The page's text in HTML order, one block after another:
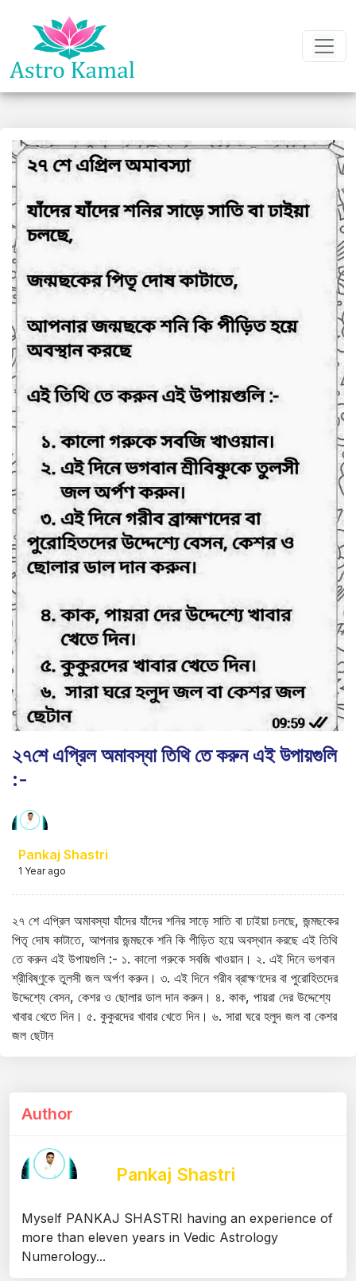
২৭শে এপ্রিল অমাবস্যা তিথি তে করুন এই উপায়গুলি
:-
Pankaj Shastri
1 Year ago
২৭ শে এপ্রিল অমাবস্যা যাঁদের যাঁদের শনির সাড়ে সাতি বা ঢাইয়া চলছে, জন্মছকের
পিতৃ দোষ কাটাতে, আপনার জন্মছকে শনি কি পীড়িত হয়ে অবস্থান করছে এই তিথি
তে করুন এই উপায়গুলি :- ১. কালো গরুকে সবজি খাওয়ান। ২. এই দিনে ভগবান
শ্রীবিষ্ণুকে তুলসী জল অর্পণ করুন। ৩. এই দিনে গরীব ব্রাহ্মণদের বা পুরোহিতদের
উদ্দেশ্যে বেসন, কেশর ও ছোলার ডাল দান করুন। ৪. কাক, পায়রা দের উদ্দেশ্যে
খাবার খেতে দিন। ৫. কুকুরদের খাবার খেতে দিন। ৬. সারা ঘরে হলুদ জল বা কেশর
জল ছেটান
Author
Pankaj Shastri
Myself PANKAJ SHASTRI having an experience of
more than eleven years in Vedic Astrology
Numerology...